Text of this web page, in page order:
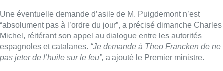
Une éventuelle demande d’asile de M. Puigdemont n’est
“absolument pas à l’ordre du jour”, a précisé dimanche Charles
Michel, réitérant son appel au dialogue entre les autorités
espagnoles et catalanes. “Je demande à Theo Francken de ne
pas jeter de l’huile sur le feu”, a ajouté le Premier ministre.